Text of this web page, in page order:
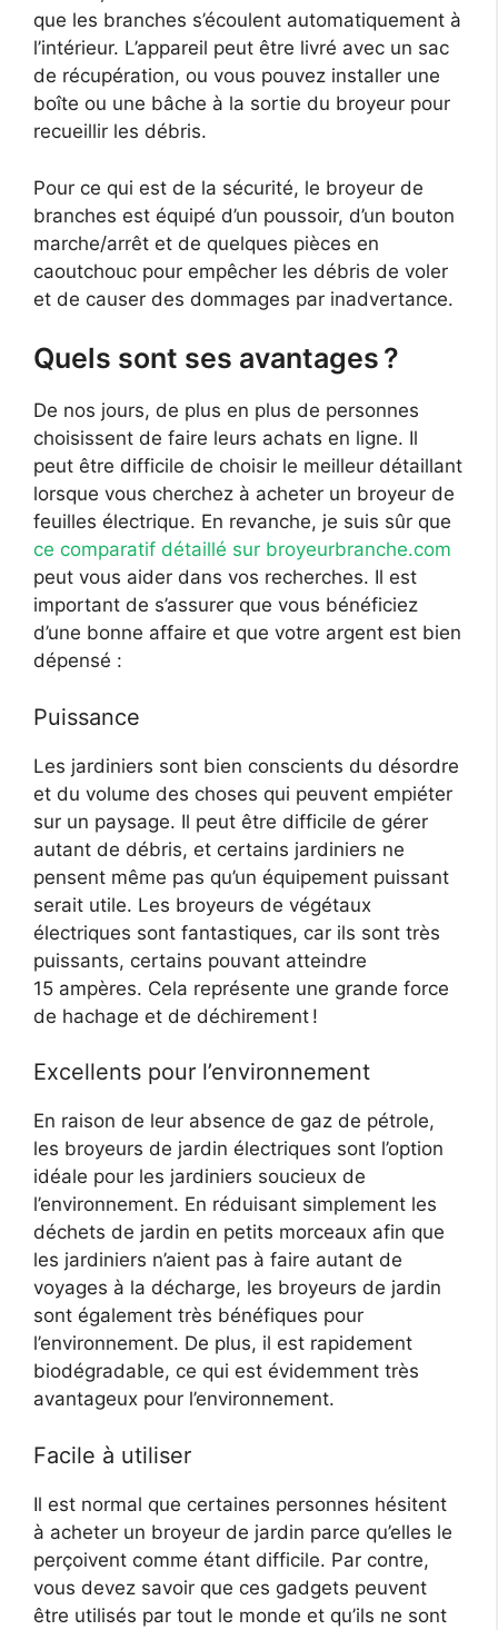
que les branches s’écoulent automatiquement à
l’intérieur. L’appareil peut être livré avec un sac
de récupération, ou vous pouvez installer une
boîte ou une bâche à la sortie du broyeur pour
recueillir les débris.
Pour ce qui est de la sécurité, le broyeur de
branches est équipé d’un poussoir, d’un bouton
marche/arrêt et de quelques pièces en
caoutchouc pour empêcher les débris de voler
et de causer des dommages par inadvertance.
Quels sont ses avantages ?
De nos jours, de plus en plus de personnes
choisissent de faire leurs achats en ligne. Il
peut être difficile de choisir le meilleur détaillant
lorsque vous cherchez à acheter un broyeur de
feuilles électrique. En revanche, je suis sûr que
ce comparatif détaillé sur broyeurbranche.com
peut vous aider dans vos recherches. Il est
important de s’assurer que vous bénéficiez
d’une bonne affaire et que votre argent est bien
dépensé :
Puissance
Les jardiniers sont bien conscients du désordre
et du volume des choses qui peuvent empiéter
sur un paysage. Il peut être difficile de gérer
autant de débris, et certains jardiniers ne
pensent même pas qu’un équipement puissant
serait utile. Les broyeurs de végétaux
électriques sont fantastiques, car ils sont très
puissants, certains pouvant atteindre
15 ampères. Cela représente une grande force
de hachage et de déchirement !
Excellents pour l’environnement
En raison de leur absence de gaz de pétrole,
les broyeurs de jardin électriques sont l’option
idéale pour les jardiniers soucieux de
l’environnement. En réduisant simplement les
déchets de jardin en petits morceaux afin que
les jardiniers n’aient pas à faire autant de
voyages à la décharge, les broyeurs de jardin
sont également très bénéfiques pour
l’environnement. De plus, il est rapidement
biodégradable, ce qui est évidemment très
avantageux pour l’environnement.
Facile à utiliser
Il est normal que certaines personnes hésitent
à acheter un broyeur de jardin parce qu’elles le
perçoivent comme étant difficile. Par contre,
vous devez savoir que ces gadgets peuvent
être utilisés par tout le monde et qu’ils ne sont